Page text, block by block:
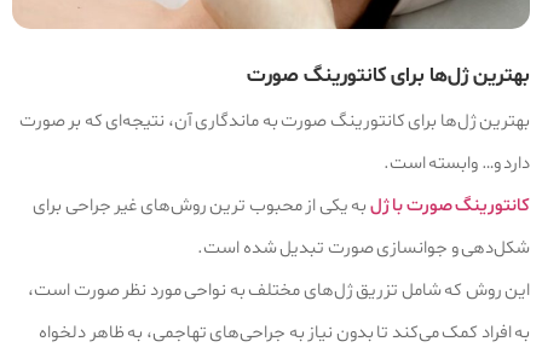
بهترین ژل‌ها برای کانتورینگ صورت
بهترین ژل‌ها برای کانتورینگ صورت به ماندگاری آن، نتیجه‌ای که بر صورت
دارد و… وابسته است.
کانتورینگ صورت با ژلبه یکی از محبوب‌ ترین روش‌های غیر جراحی برای
شکل‌دهی و جوانسازی صورت تبدیل شده است.
این روش که شامل تزریق ژل‌های مختلف به نواحی مورد نظر صورت است،
به افراد کمک می‌کند تا بدون نیاز به جراحی‌های تهاجمی، به ظاهر دلخواه